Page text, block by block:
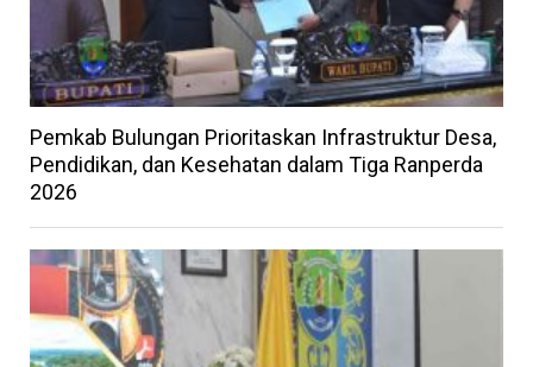
Pemkab Bulungan Prioritaskan Infrastruktur Desa,
Pendidikan, dan Kesehatan dalam Tiga Ranperda
2026